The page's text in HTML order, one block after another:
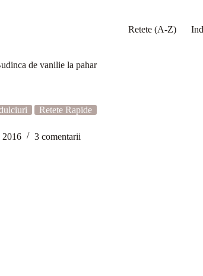
Retete (A-Z)
de vanilie la pahar
Retete Rapide
2016 3 comentarii